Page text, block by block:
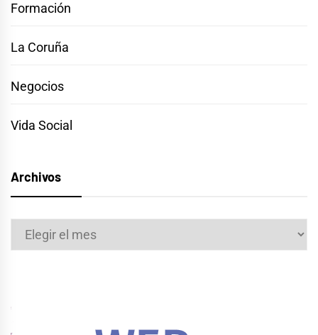
Formación
La Coruña
Negocios
Vida Social
Archivos
Archivos